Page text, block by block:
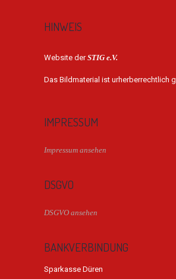
HINWEIS
Website derSTIG e.V.
Das Bildmaterial ist urherberrechtlich
IMPRESSUM
Impressum ansehen
DSGVO
DSGVO ansehen
BANKVERBINDUNG
Sparkasse Düren